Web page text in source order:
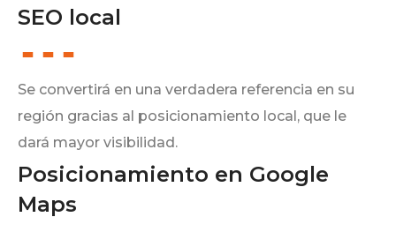
SEO local
Se convertirá en una verdadera referencia en su
región gracias al posicionamiento local, que le
dará mayor visibilidad.
Posicionamiento en Google
Maps